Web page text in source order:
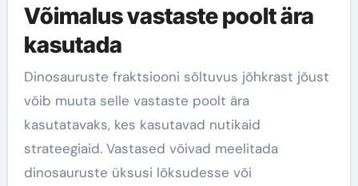
Võimalus vastaste poolt ära
kasutada
Dinosauruste fraktsiooni sõltuvus jõhkrast jõust
võib muuta selle vastaste poolt ära
kasutatavaks, kes kasutavad nutikaid
strateegiaid. Vastased võivad meelitada
dinosauruste üksusi lõksudesse või